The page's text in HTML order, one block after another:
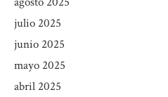
julio 2025
junio 2025
mayo 2025
abril 2025